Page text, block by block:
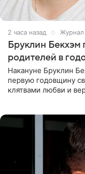
2 часа назад Журнал
Бруклин Бекхэм
родителей в
Накануне Бруклин
первую годовщину
клятвами любви и